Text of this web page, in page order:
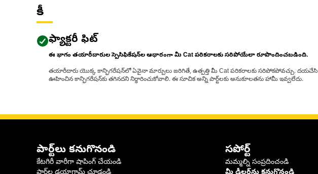
కీ
ఫ్యాక్టరీ ఫిట్
ఈ భాగం తయారీదారుల స్పెసిఫికేషన్‌ల ఆధారంగా మీ Cat పరికరాలకు సరిపోయేలా రూపొందించబడింది.
తయారీదారు యొక్క కాన్ఫిగరేషన్‌లో ఏవైనా మార్పులు జరిగితే, ఉత్పత్తి మీ Cat పరికరాలకు సరిపోకపోవచ్చు. దయచేసి
ఊహించిన కాన్ఫిగరేషన్‌కు తగినదని నిర్ధారించుకోవాలి. ఈ సూచిక అన్ని పార్ట్‌లకు అనుకూలతను హామీ ఇవ్వలేదు.
పార్ట్‌లు కనుగొనండి
కేటగిరీ వారీగా షాపింగ్ చేయండి
సపోర్ట్
మమ్మల్ని సంప్రదించండి